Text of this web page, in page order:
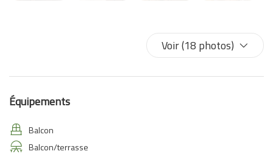
Voir (18 photos)
Équipements
Balcon
Balcon/terrasse